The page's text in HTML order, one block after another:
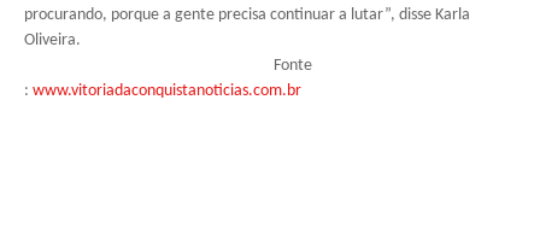
procurando, porque a gente precisa continuar a lutar”, disse Karla
Oliveira.
Fonte
: www.vitoriadaconquistanoticias.com.br